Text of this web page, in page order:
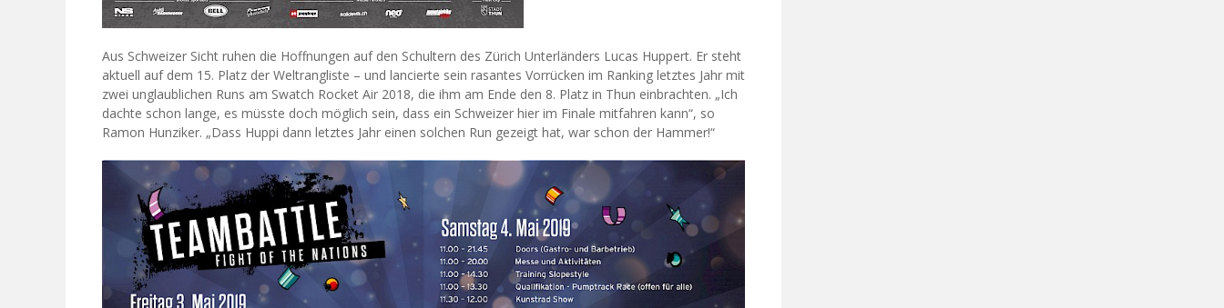
Aus Schweizer Sicht ruhen die Hoffnungen auf den Schultern des Zürich Unterländers Lucas Huppert. Er steht
aktuell auf dem 15. Platz der Weltrangliste – und lancierte sein rasantes Vorrücken im Ranking letztes Jahr mit
zwei unglaublichen Runs am Swatch Rocket Air 2018, die ihm am Ende den 8. Platz in Thun einbrachten. „Ich
dachte schon lange, es müsste doch möglich sein, dass ein Schweizer hier im Finale mitfahren kann“, so
Ramon Hunziker. „Dass Huppi dann letztes Jahr einen solchen Run gezeigt hat, war schon der Hammer!“